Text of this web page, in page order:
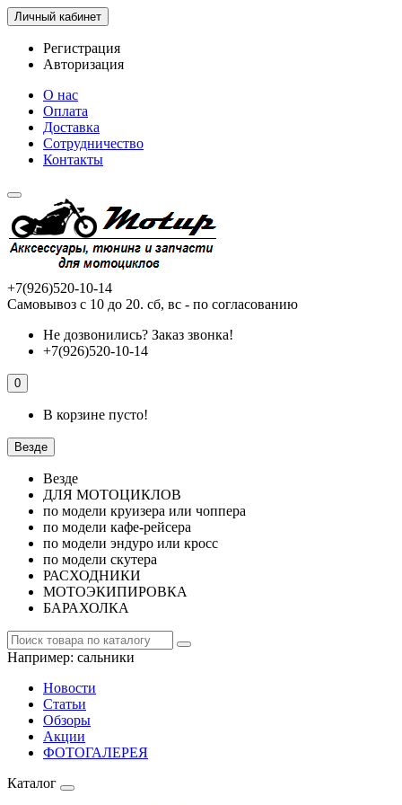
Личный кабинет
Регистрация
Авторизация
О нас
Оплата
Доставка
Сотрудничество
Контакты
+7(926)520-10-14
Самовывоз с 10 до 20. сб, вс - по согласованию
Не дозвонились? Заказ звонка!
+7(926)520-10-14
0
В корзине пусто!
Везде
Везде
ДЛЯ МОТОЦИКЛОВ
по модели круизера или чоппера
по модели кафе-рейсера
по модели эндуро или кросс
по модели скутера
РАСХОДНИКИ
МОТОЭКИПИРОВКА
БАРАХОЛКА
Например: сальники
Новости
Статьи
Обзоры
Акции
ФОТОГАЛЕРЕЯ
Каталог